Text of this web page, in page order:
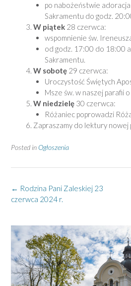
po nabożeństwie
Sakramentu do godz.
W piątek 28 czerwca:
wspomnienie św.
od godz. 17:00 do 18:00
Sakramentu.
W sobotę 29 czerwca:
Uroczystość Świętych
Msze św. w naszej parafii
W niedzielę 30 czerwca:
Różaniec poprowadzi
Zapraszamy do lektury nowej
Posted in Ogłoszenia
Post
navigation
← Rodzina Pani Zaleskiej 23
czerwca 2024 r.